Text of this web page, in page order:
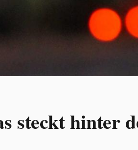
steckt hinter